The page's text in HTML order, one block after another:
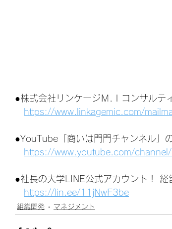
●株式会社リンケージＭ.Ｉコンサルテ
https://www.linkagemic.com/
●YouTube「商いは門門チャンネル」
https://www.youtube.com/
●社長の大学LINE公式アカウント！ 経
https://lin.ee/11jNwF3be
組織開発 マネジメント